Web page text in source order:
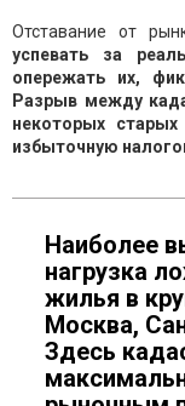
Отставание от
успевать за
опережать их,
Разрыв между
некоторых
избыточную
Наиболее
нагрузка
жилья в
Москва,
Здесь